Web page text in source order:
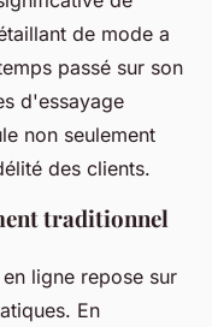
de mode a
passé sur son
d'essayage
non seulement
des clients.
traditionnel
ligne repose sur
En